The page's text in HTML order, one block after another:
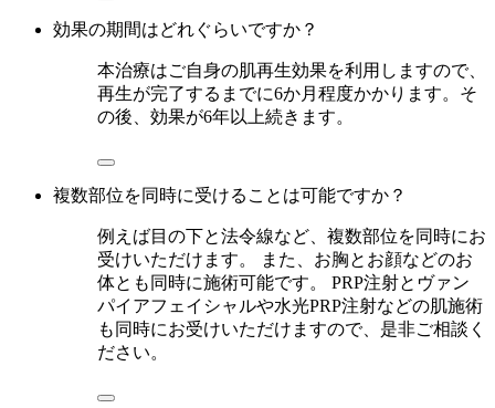
効果の期間はどれぐらいですか？
本治療はご自身の肌再生効果を利用しますので、
再生が完了するまでに6か月程度かかります。そ
の後、効果が6年以上続きます。
複数部位を同時に受けることは可能ですか？
例えば目の下と法令線など、複数部位を同時にお
受けいただけます。 また、お胸とお顔などのお
体とも同時に施術可能です。 PRP注射とヴァン
パイアフェイシャルや水光PRP注射などの肌施術
も同時にお受けいただけますので、是非ご相談く
ださい。